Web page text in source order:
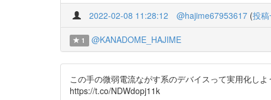
2022-02-08 11:28:12 @hajime67953617 (投
1 @KANADOME_HAJIME
この手の微弱電流ながす系のデバイスって実用化し
https://t.co/NDWdopj11k